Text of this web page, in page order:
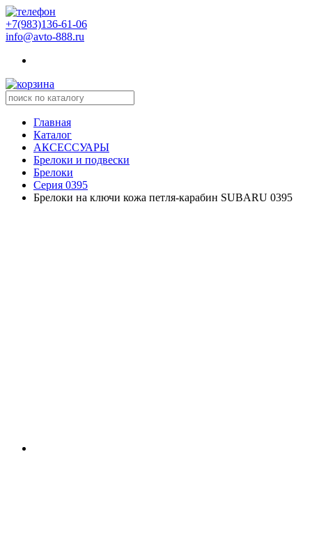
+7(983)136-61-06
info@avto-888.ru
Главная
Каталог
АКСЕССУАРЫ
Брелоки и подвески
Брелоки
Серия 0395
Брелоки на ключи кожа петля-карабин SUBARU 0395